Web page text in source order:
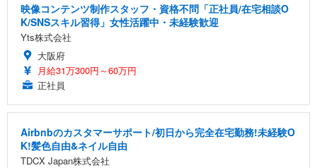
映像コンテンツ制作スタッフ・資格不問「正社員/在宅相談O
K/SNSスキル習得」女性活躍中・未経験歓迎
Yts株式会社
大阪府
月給31万300円～60万円
正社員
Airbnbのカスタマーサポート/初日から完全在宅勤務!未経験O
K!髪色自由&ネイル自由
TDCX Japan株式会社